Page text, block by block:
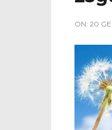
ON: 20